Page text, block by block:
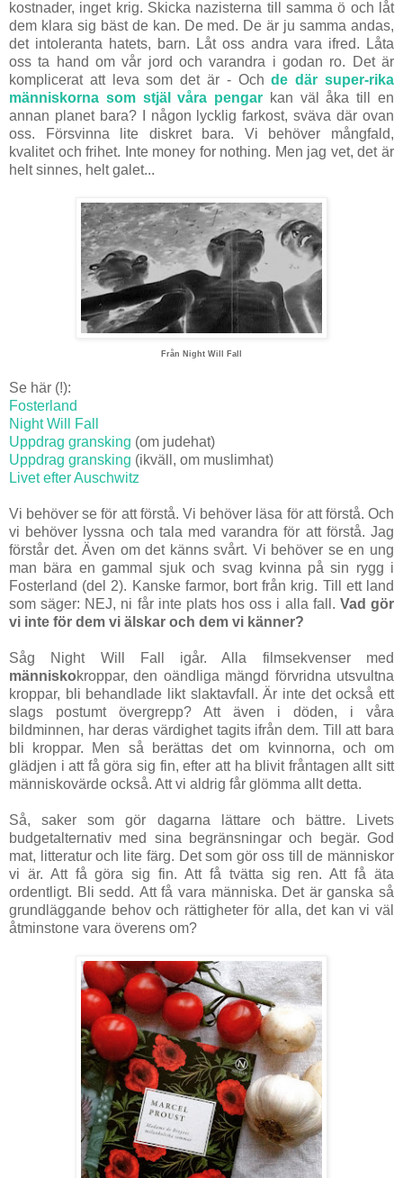
kostnader, inget krig. Skicka nazisterna till samma ö och låt
dem klara sig bäst de kan. De med. De är ju samma andas,
det intoleranta hatets, barn. Låt oss andra vara ifred. Låta
oss ta hand om vår jord och varandra i godan ro. Det är
komplicerat att leva som det är - Ochde där super-rika
människorna som stjäl våra pengar kan väl åka till en
annan planet bara? I någon lycklig farkost, sväva där ovan
oss. Försvinna lite diskret bara. Vi behöver mångfald,
kvalitet och frihet. Inte money for nothing. Men jag vet, det är
helt sinnes, helt galet...
Från Night Will Fall
Se här (!):
Fosterland
Night Will Fall
Uppdrag gransking (om judehat)
Uppdrag gransking (ikväll, om muslimhat)
Livet efter Auschwitz
Vi behöver se för att förstå. Vi behöver läsa för att förstå. Och
vi behöver lyssna och tala med varandra för att förstå. Jag
förstår det. Även om det känns svårt. Vi behöver se en ung
man bära en gammal sjuk och svag kvinna på sin rygg i
Fosterland (del 2). Kanske farmor, bort från krig. Till ett land
som säger: NEJ, ni får inte plats hos oss i alla fall. Vad gör
vi inte för dem vi älskar och dem vi känner?
Såg Night Will Fall igår. Alla filmsekvenser med
människokroppar, den oändliga mängd förvridna utsvultna
kroppar, bli behandlade likt slaktavfall. Är inte det också ett
slags postumt övergrepp? Att även i döden, i våra
bildminnen, har deras värdighet tagits ifrån dem. Till att bara
bli kroppar. Men så berättas det om kvinnorna, och om
glädjen i att få göra sig fin, efter att ha blivit fråntagen allt sitt
människovärde också. Att vi aldrig får glömma allt detta.
Så, saker som gör dagarna lättare och bättre. Livets
budgetalternativ med sina begränsningar och begär. God
mat, litteratur och lite färg. Det som gör oss till de människor
vi är. Att få göra sig fin. Att få tvätta sig ren. Att få äta
ordentligt. Bli sedd. Att få vara människa. Det är ganska så
grundläggande behov och rättigheter för alla, det kan vi väl
åtminstone vara överens om?